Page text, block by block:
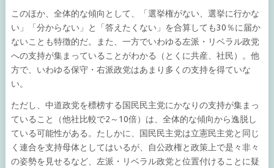
このほか、全体的な傾向として、「選挙権がない、選挙に行かな
い」「分からない」と「答えたくない」を合算しても30％に届か
ないことも特徴的だ。また、一方でいわゆる左派・リベラル政党
への支持が集まっていることがわかる（とくに共産、社民）。他
方で、いわゆる保守・右派政党はあまり多くの支持を得ていな
い。
ただし、中道政党を標榜する国民民主党にかなりの支持が集まっ
ていること（他社比較で2～10倍）は、全体的な傾向から逸脱し
ている可能性がある。たしかに、国民民主党は立憲民主党と同じ
く連合を支持母体としてはいるが、自公政権と政策上で是々非々
の姿勢を見せるなど、左派・リベラル政党と位置付けることに疑